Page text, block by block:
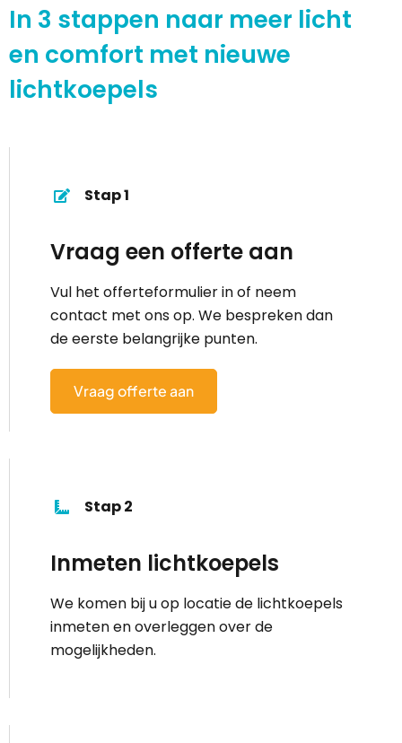
In 3 stappen naar meer licht
en comfort met nieuwe
lichtkoepels
Stap 1
Vraag een offerte aan
Vul het offerteformulier in of neem
contact met ons op. We bespreken dan
de eerste belangrijke punten.
Vraag offerte aan
Stap 2
Inmeten lichtkoepels
We komen bij u op locatie de lichtkoepels
inmeten en overleggen over de
mogelijkheden.